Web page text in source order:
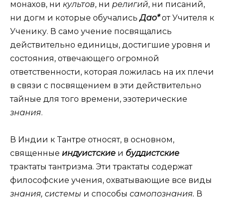
монахов, ни культов, ни религий, ни писаний,
ни догм и которые обучалисьДао*от Учителя к
Ученику. В само учение посвящались
действительно единицы, достигшие уровня и
состояния, отвечающего огромной
ответственности, которая ложилась на их плечи
в связи с посвящением в эти действительно
тайные для того времени, эзотерические
знания.
В Индии к Тантре относят, в основном,
священные индуистские и буддистские
трактаты тантризма. Эти трактаты содержат
философские учения, охватывающие все виды
знания, системы и способы самопознания. В